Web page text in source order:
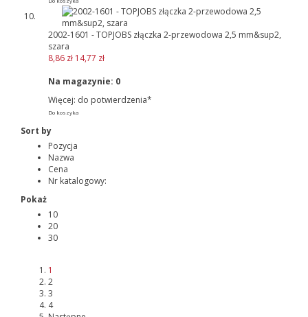
2002-1601 - TOPJOBS złączka 2-przewodowa 2,5 mm&sup2,
szara
8,86 zł 14,77 zł
Na magazynie: 0
Więcej: do potwierdzenia*
Do koszyka
Sort by
Pozycja
Nazwa
Cena
Nr katalogowy:
Pokaż
10
20
30
1
2
3
4